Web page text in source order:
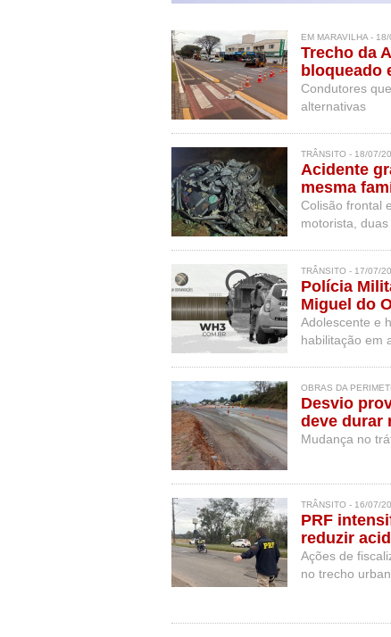
EM MARAVILHA -
Trecho da
bloqueado
Condutores
alternativas
TRÂNSITO - 18/07/
Acidente
mesma
Colisão frontal
motorista,
TRÂNSITO - 17/07/
Polícia
Miguel do
Adolescente e
habilitação em
OBRAS DA
Desvio
deve durar
Mudança no
TRÂNSITO - 16/07/
PRF
reduzir
Ações de
no trecho